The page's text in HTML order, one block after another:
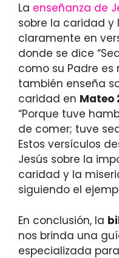
La enseñanza de
sobre la caridad y
claramente en
donde se dice
como su Padre es
también enseña
caridad en Mateo
“Porque tuve
de comer; tuve
Estos versículos
Jesús sobre la
caridad y la
siguiendo el
En conclusión, la
nos brinda una
especializada